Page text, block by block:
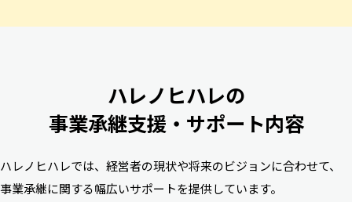
ハレノヒハレの
事業承継支援・サポート内容
ハレノヒハレでは、経営者の現状や将来のビジョンに合わせて、
事業承継に関する幅広いサポートを提供しています。